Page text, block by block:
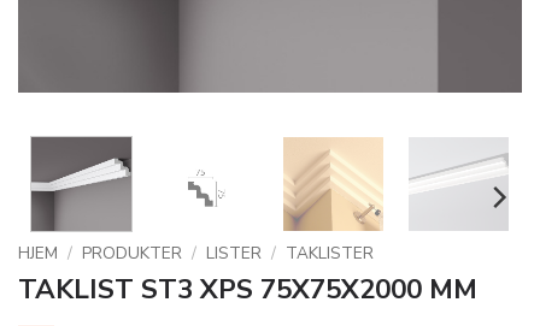
HJEM / PRODUKTER / LISTER / TAKLISTER
TAKLIST ST3 XPS 75X75X2000 MM